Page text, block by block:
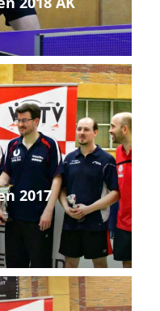
2017